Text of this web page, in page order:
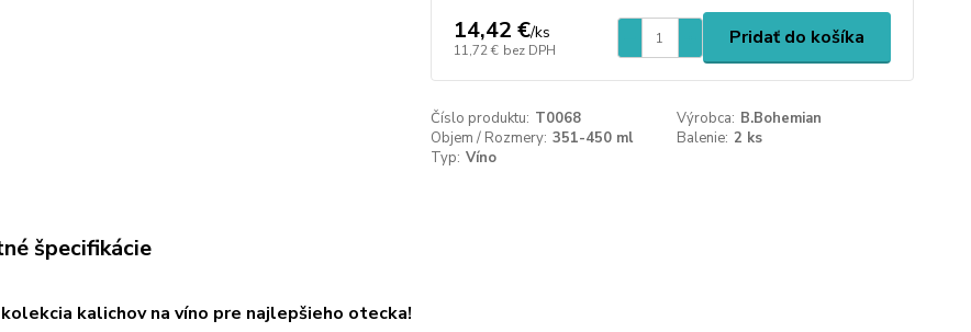
14,42 €/ks
11,72 € bez DPH
Pridať do košíka
Číslo produktu: T0068 Výrobca: B.Bohemian
Objem / Rozmery: 351-450 ml Balenie: 2 ks
Typ: Víno
špecifikácie
kalichov na víno pre najlepšieho otecka!